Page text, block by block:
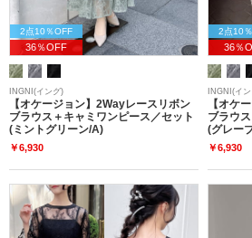
2点10％OFF
36％OFF
INGNI(イング)
【オケージョン】2Wayレースリボン
ブラウス＋キャミワンピース／セット
(ミントグリーン/A)
￥6,930
2点10
36％
INGNI(イ
【オケ
ブラウ
(グレー
￥6,930